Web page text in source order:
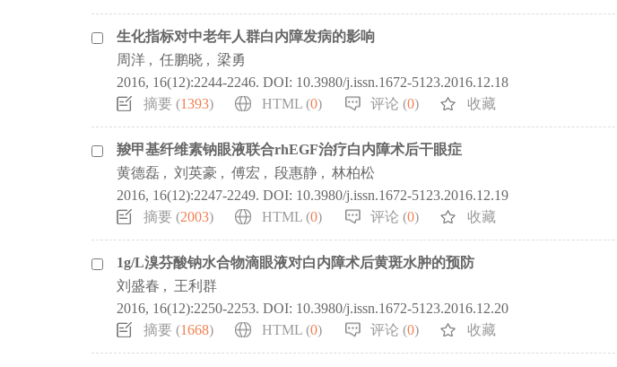
生化指标对中老年人群白内障发病的影响
周洋 , 任鹏晓 , 梁勇
2016, 16(12):2244-2246. DOI: 10.3980/j.issn.1672-5123.2016.12.18
摘要 (1393) HTML (0) 评论 (0) 收藏
羧甲基纤维素钠眼液联合rhEGF治疗白内障术后干眼症
黄德磊 , 刘英豪 , 傅宏 , 段惠静 , 林柏松
2016, 16(12):2247-2249. DOI: 10.3980/j.issn.1672-5123.2016.12.19
摘要 (2003) HTML (0) 评论 (0) 收藏
1g/L溴芬酸钠水合物滴眼液对白内障术后黄斑水肿的预防
刘盛春 , 王利群
2016, 16(12):2250-2253. DOI: 10.3980/j.issn.1672-5123.2016.12.20
摘要 (1668) HTML (0) 评论 (0) 收藏